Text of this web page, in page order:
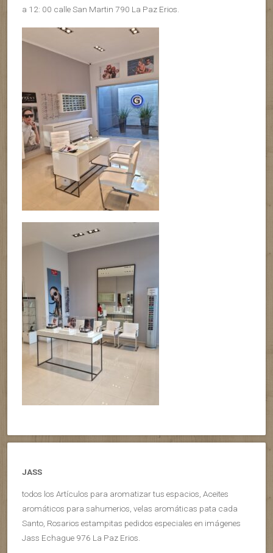
a 12: 00 calle San Martin 790 La Paz Erios.
JASS
todos los Artículos para aromatizar tus espacios, Aceites
aromáticos para sahumerios, velas aromáticas pata cada
Santo, Rosarios estampitas pedidos especiales en imágenes
Jass Echague 976 La Paz Erios.